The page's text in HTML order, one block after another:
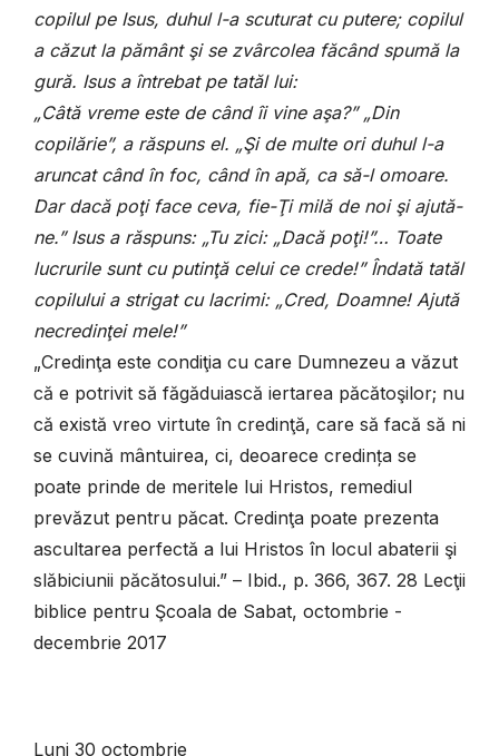
copilul pe Isus, duhul l-a scuturat cu putere; copilul
a căzut la pământ şi se zvârcolea făcând spumă la
gură. Isus a întrebat pe tatăl lui:
„Câtă vreme este de când îi vine aşa?” „Din
copilărie”, a răspuns el. „Şi de multe ori duhul l-a
aruncat când în foc, când în apă, ca să-l omoare.
Dar dacă poţi face ceva, fie-Ţi milă de noi şi ajută-
ne.” Isus a răspuns: „Tu zici: „Dacă poţi!”… Toate
lucrurile sunt cu putinţă celui ce crede!” Îndată tatăl
copilului a strigat cu lacrimi: „Cred, Doamne! Ajută
necredinţei mele!”
„Credinţa este condiţia cu care Dumnezeu a văzut
că e potrivit să făgăduiască iertarea păcătoşilor; nu
că există vreo virtute în credinţă, care să facă să ni
se cuvină mântuirea, ci, deoarece credința se
poate prinde de meritele lui Hristos, remediul
prevăzut pentru păcat. Credinţa poate prezenta
ascultarea perfectă a lui Hristos în locul abaterii şi
slăbiciunii păcătosului.” – Ibid., p. 366, 367. 28 Lecţii
biblice pentru Şcoala de Sabat, octombrie -
decembrie 2017
Luni 30 octombrie